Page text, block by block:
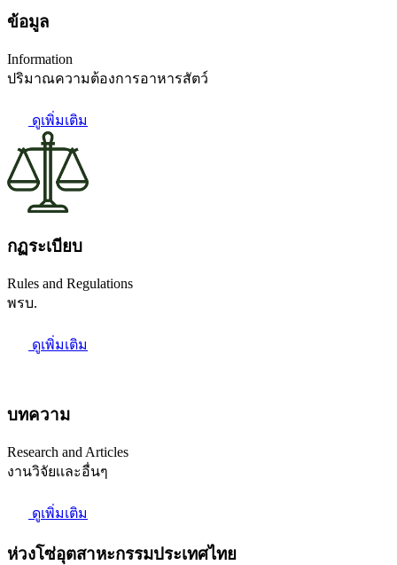
ข้อมูล
Information
ปริมาณความต้องการอาหารสัตว์
ดูเพิ่มเติม
กฏระเบียบ
Rules and Regulations
พรบ.
ดูเพิ่มเติม
บทความ
Research and Articles
งานวิจัยเเละอื่นๆ
ดูเพิ่มเติม
ห่วงโซ่อุตสาหะกรรมประเทศไทย